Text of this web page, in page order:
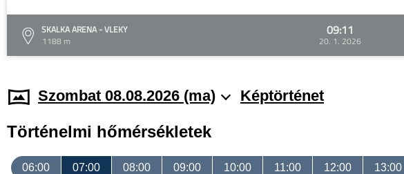
SKALKA ARENA - VLEKY
1188 m
09:11
20. 1. 2026
Szombat 08.08.2026 (ma) Képtörténet
Történelmi hőmérsékletek
06:00 07:00 08:00 09:00 10:00 11:00 12:00 13:00